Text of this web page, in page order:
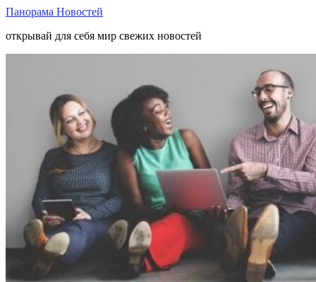
Панорама Новостей
открывай для себя мир свежих новостей